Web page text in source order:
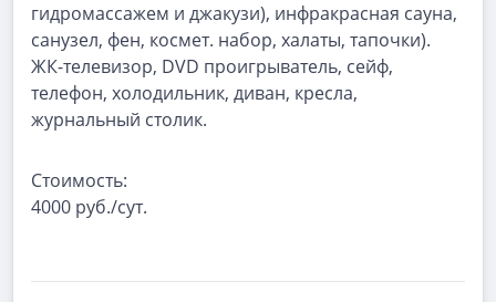
гидромассажем и джакузи), инфракрасная сауна,
санузел, фен, космет. набор, халаты, тапочки).
ЖК-телевизор, DVD проигрыватель, сейф,
телефон, холодильник, диван, кресла,
журнальный столик.
Стоимость:
4000 руб./сут.